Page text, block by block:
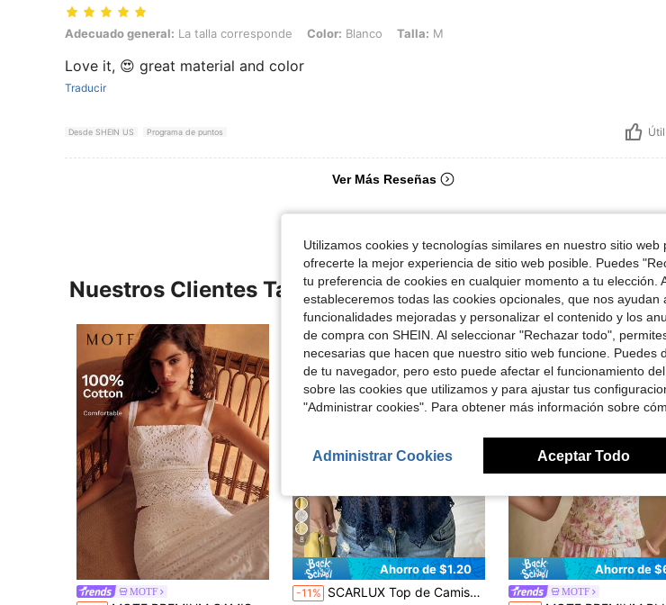
Adecuado general: La talla corresponde, Color: Blanco, Talla: M
Adecuado general: La talla corresponde Color: Blanco Talla: M
Love it, 😍 great material and color
Traducir
Desde SHEIN US Programa de puntos
Ver Más Reseñas
Nuestros Clientes También Vieron
MOTF
8
Ahorro de $1.20
-11% SCARLUX Top de Camiseta de Encaje Floral de Verano Y2K para Mujer, Cuello en V, Tirantes Finos, Dobladillo Irregular, Top Casual para Regreso a Clases, Atuendos Diarios de Calle
Ahorro de
MOTF
Utilizamos cookies y tecnologías similares en nuestro sitio
ofrecerte la mejor experiencia de sitio web posible. Puedes
tu preferencia de cookies en cualquier momento a tu elección.
estableceremos todas las cookies opcionales, que nos
funcionalidades mejoradas y personalizar el contenido y los
de compra con SHEIN. Al seleccionar "Rechazar todo",
necesarias que hacen que nuestro sitio web funcione. Puedes
de tu navegador, pero esto puede afectar el funcionamiento
sobre las cookies que utilizamos y para ajustar tus
"Administrar cookies". Para obtener más información sobre
Administrar Cookies Aceptar Todo